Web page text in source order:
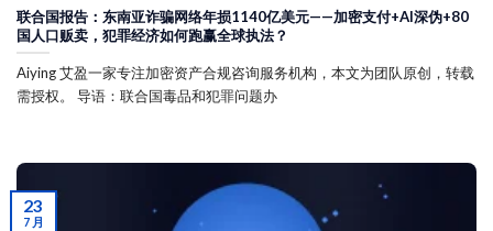
联合国报告：东南亚诈骗网络年损1140亿美元——加密支付+AI深伪+80
国人口贩卖，犯罪经济如何跑赢全球执法？
Aiying 艾盈一家专注加密资产合规咨询服务机构，本文为团队原创，转载
需授权。 导语：联合国毒品和犯罪问题办
23
7 月